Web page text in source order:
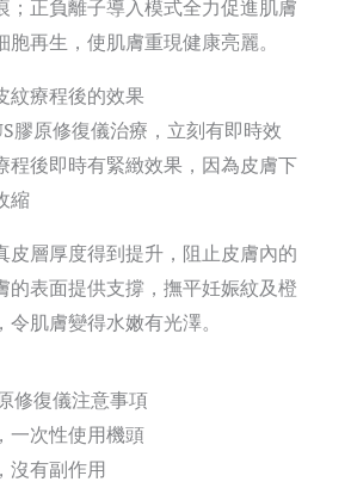
；正負離子導入模式全力促進肌膚
再生，使肌膚重現健康亮麗。
紋療程後的效果
膠原修復儀治療，立刻有即時效
程後即時有緊緻效果，因為皮膚下
縮
皮層厚度得到提升，阻止皮膚內的
的表面提供支撐，撫平妊娠紋及橙
肌膚變得水嫩有光澤。
修復儀注意事項
一次性使用機頭
沒有副作用